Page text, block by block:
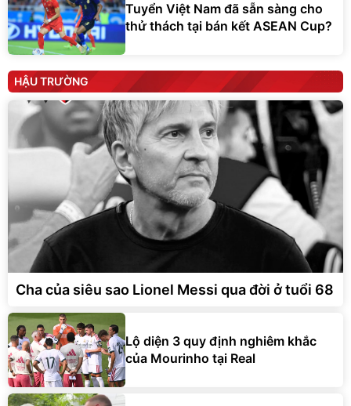
Tuyển Việt Nam đã sẵn sàng cho
thử thách tại bán kết ASEAN Cup?
HẬU TRƯỜNG
Cha của siêu sao Lionel Messi qua đời ở tuổi 68
Lộ diện 3 quy định nghiêm khắc
của Mourinho tại Real